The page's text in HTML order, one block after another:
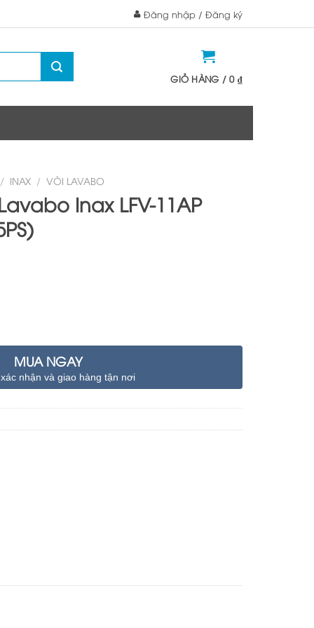
Đăng nhập / Đăng ký
GIỎ HÀNG /0 ₫
/ INAX / VÒI LAVABO
Inax LFV-11AP
MUA NGAY
nhận và giao hàng tận nơi